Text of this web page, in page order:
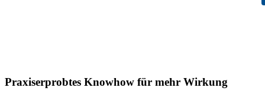
Praxiserprobtes Knowhow für mehr Wirkung